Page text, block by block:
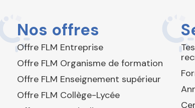
Nos offres
Offre FLM Entreprise
Offre FLM Organisme de formation
Offre FLM Enseignement supérieur
Offre FLM Collège-Lycée